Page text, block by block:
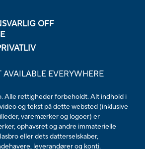
OFF
AVAILABLE EVERYWHERE
Alle rettigheder forbeholdt. Alt indhold i
og tekst på dette websted (inklusive
varemærker og logoer) er
ophavsret og andre immaterielle
eller dets datterselskaber,
leverandører og konti.